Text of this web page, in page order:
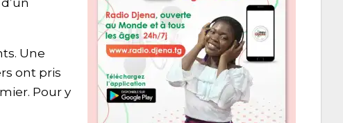
Une
ont pris
Pour y